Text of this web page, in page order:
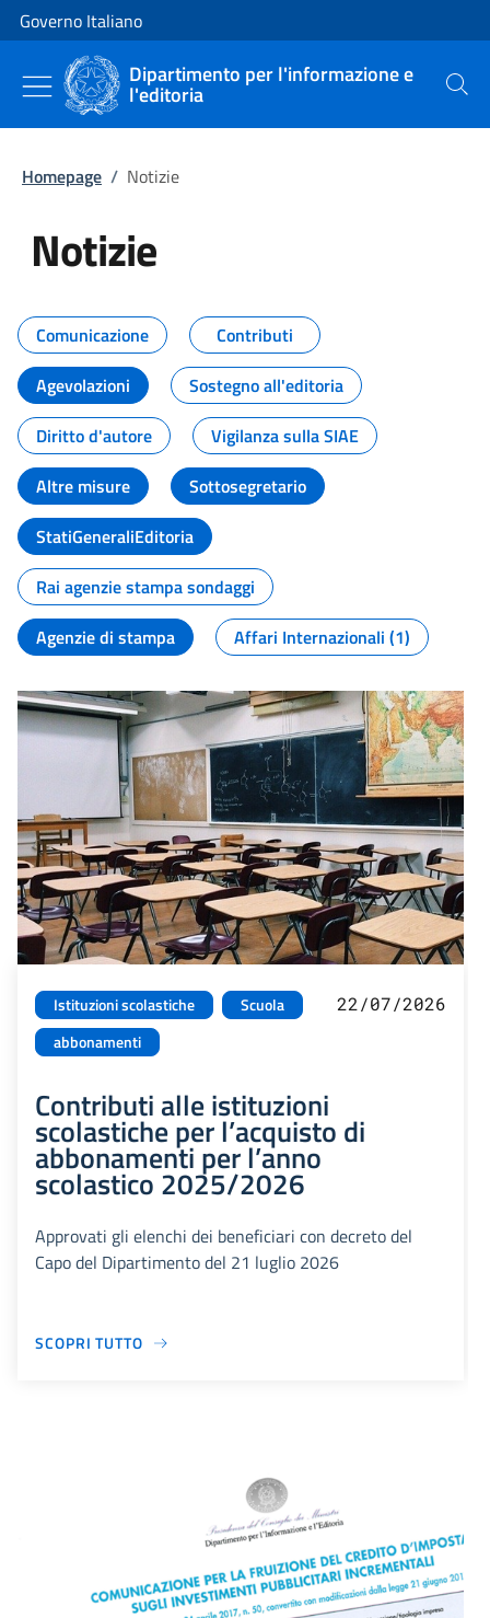
Vai al contenuto
Vai alla navigazione del sito
Governo Italiano
Dipartimento per l'informazione e
l'editoria Cerca
Homepage / Notizie
Notizie
Tutti i contenuti della pagina
Comunicazione
Contributi
Agevolazioni
Sostegno all'editoria
Diritto d'autore
Vigilanza sulla SIAE
Altre misure
Sottosegretario
StatiGeneraliEditoria
Rai agenzie stampa sondaggi
Agenzie di stampa
Affari Internazionali (1)
Istituzioni scolastiche
Scuola
abbonamenti
22/07/2026
Contributi alle istituzioni
scolastiche per l’acquisto di
abbonamenti per l’anno
scolastico 2025/2026
Approvati gli elenchi dei beneficiari con decreto del
Capo del Dipartimento del 21 luglio 2026
SCOPRI TUTTO